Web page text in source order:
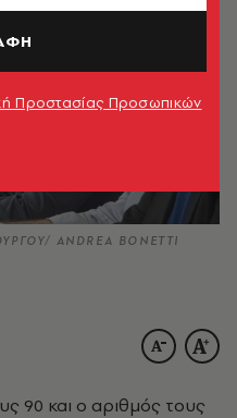
ANDREA BONETTI
90 και ο αριθμός τους
Προστασίας Προσωπικών